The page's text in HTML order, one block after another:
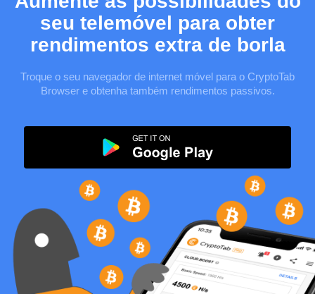
seu telemóvel para obter
rendimentos extra de borla
Troque o seu navegador de internet móvel para o CryptoTab
Browser e obtenha também rendimentos passivos.